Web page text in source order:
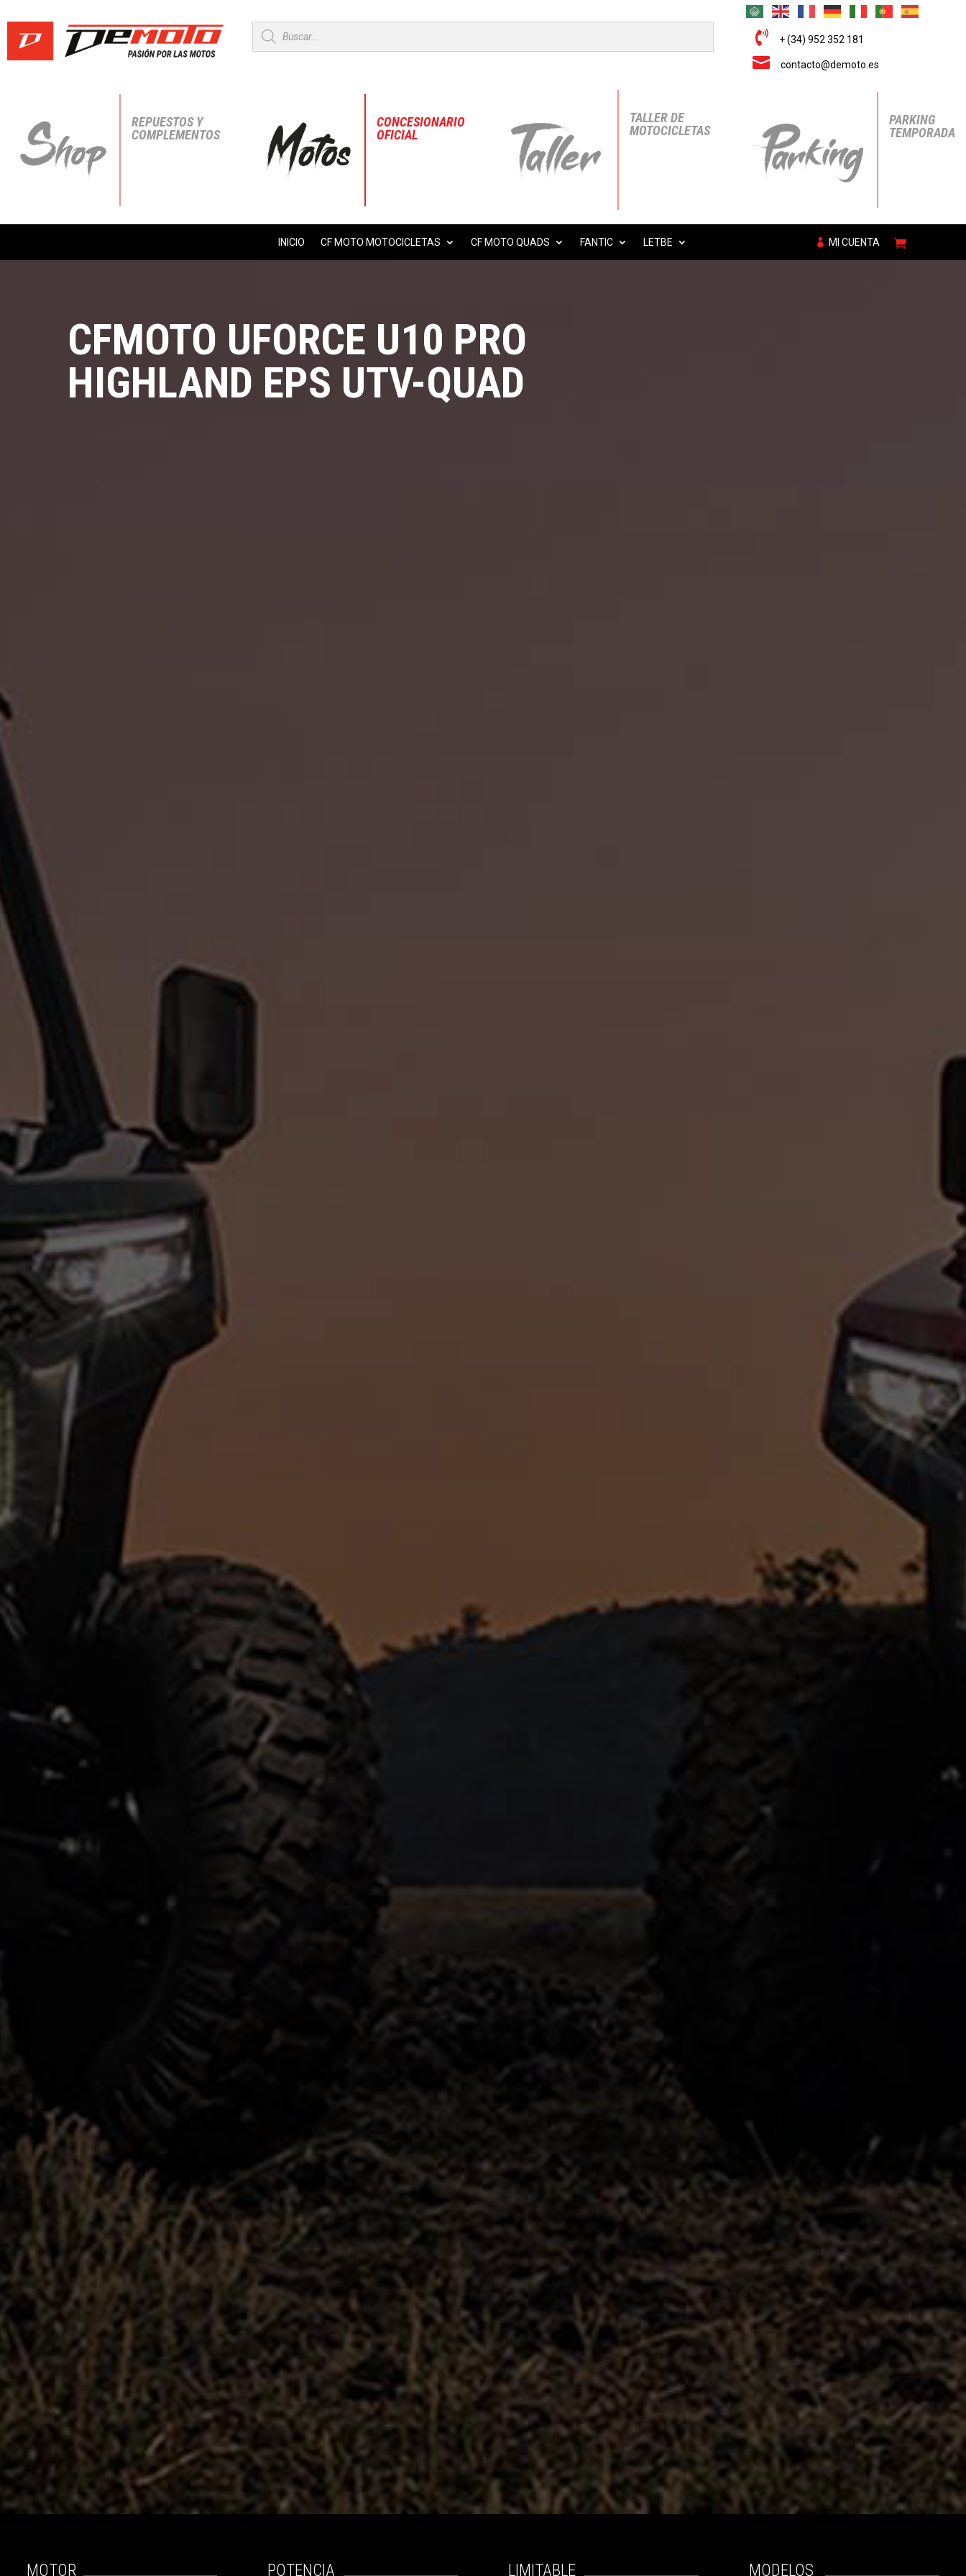
Búsqueda
de
productos
 + (34) 952 352 181
 contacto@demoto.es
REPUESTOS Y
COMPLEMENTOS
CONCESIONARIO
OFICIAL
TALLER DE
MOTOCICLETAS
PARKING
TEMPORADA
INICIO CF MOTO MOTOCICLETAS CF MOTO QUADS FANTIC LETBE MI CUENTA
CFMOTO UFORCE U10 PRO
HIGHLAND EPS UTV-QUAD
MOTOR POTENCIA LIMITABLE MODELOS